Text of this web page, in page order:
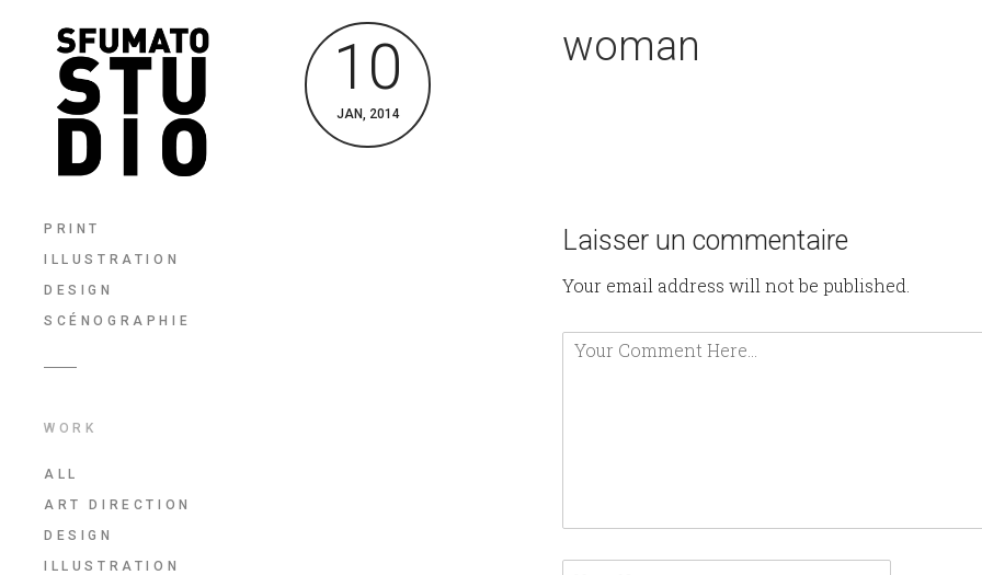
PRINT
ILLUSTRATION
DESIGN
SCÉNOGRAPHIE
WORK
ALL
ART DIRECTION
DESIGN
ILLUSTRATION
10
JAN, 2014
woman
Laisser un commentaire
Your email address will not be published.